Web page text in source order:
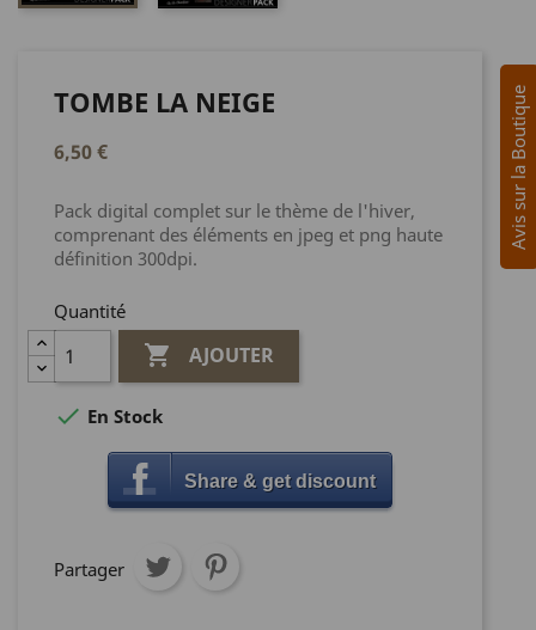
TOMBE LA NEIGE
6,50 €
Pack digital complet sur le thème de l'hiver,
comprenant des éléments en jpeg et png haute
définition 300dpi.
Quantité
 AJOUTER
 En Stock
Share & get discount
Partager
Avis sur la Boutique